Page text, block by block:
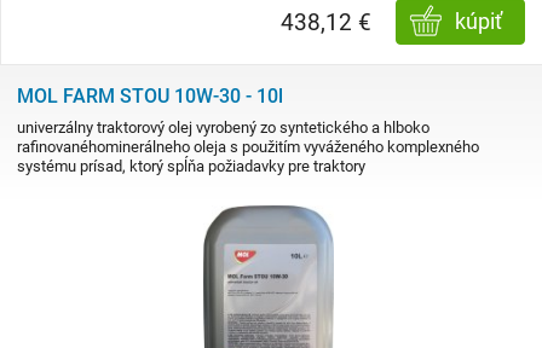
kúpiť
438,12 €
MOL FARM STOU 10W-30 - 10l
univerzálny traktorový olej vyrobený zo syntetického a hlboko
rafinovanéhominerálneho oleja s použitím vyváženého komplexného
systému prísad, ktorý spĺňa požiadavky pre traktory